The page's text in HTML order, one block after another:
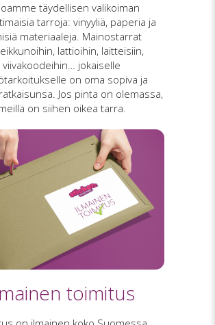
täydellisen valikoiman
tarroja: vinyyliä, paperia ja
materiaaleja. Mainostarrat
lattioihin, laitteisiin,
viivakoodeihin… jokaiselle
on oma sopiva ja
Jos pinta on olemassa,
on siihen oikea tarra.
toimitus